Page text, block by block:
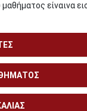
είναινα